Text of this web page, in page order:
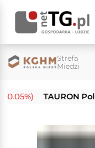
Strefa
Miedzi
TAURON